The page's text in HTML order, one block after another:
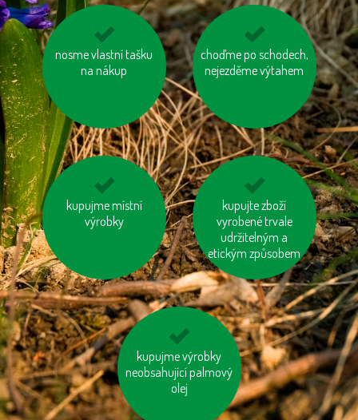
nosme vlastní tašku
na nákup
jezděme na kole
choďme po schodech,
nejezděme výtahem
nespalujme odpady
kupujme místní
výrobky
používejme dobíjecí
baterie
kupujte zboží
vyrobené trvale
udržitelným a
etickým způsobem
vypínejme el.
spotřebiče (TV, PC
apd.)
kupujme výrobky
neobsahující palmový
olej
používejme úsporné
baterie